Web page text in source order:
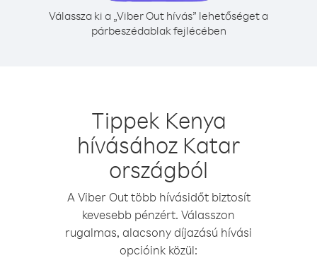
Válassza ki a „Viber Out hívás” lehetőséget a
párbeszédablak fejlécében
Tippek Kenya
hívásához Katar
országból
A Viber Out több hívásidőt biztosít
kevesebb pénzért. Válasszon
rugalmas, alacsony díjazású hívási
opcióink közül: